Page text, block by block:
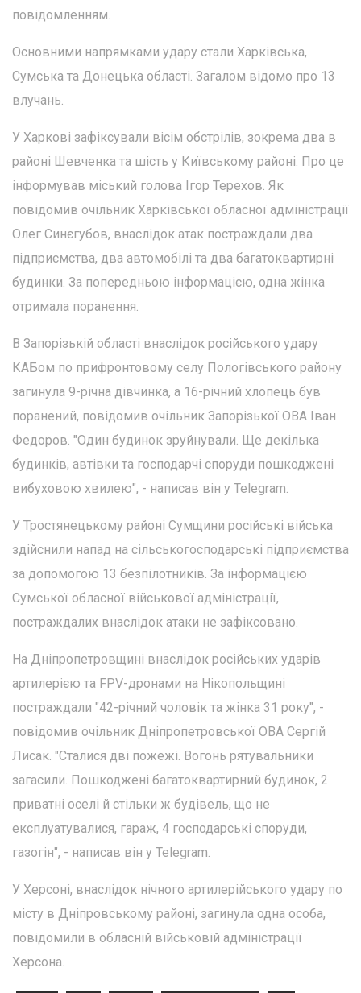
повідомленням.
Основними напрямками удару стали Харківська,
Сумська та Донецька області. Загалом відомо про 13
влучань.
У Харкові зафіксували вісім обстрілів, зокрема два в
районі Шевченка та шість у Київському районі. Про це
інформував міський голова Ігор Терехов. Як
повідомив очільник Харківської обласної адміністрації
Олег Синєгубов, внаслідок атак постраждали два
підприємства, два автомобілі та два багатоквартирні
будинки. За попередньою інформацією, одна жінка
отримала поранення.
В Запорізькій області внаслідок російського удару
КАБом по прифронтовому селу Пологівського району
загинула 9-річна дівчинка, а 16-річний хлопець був
поранений, повідомив очільник Запорізької ОВА Іван
Федоров. "Один будинок зруйнували. Ще декілька
будинків, автівки та господарчі споруди пошкоджені
вибуховою хвилею", - написав він у Telegram.
У Тростянецькому районі Сумщини російські війська
здійснили напад на сільськогосподарські підприємства
за допомогою 13 безпілотників. За інформацією
Сумської обласної військової адміністрації,
постраждалих внаслідок атаки не зафіксовано.
На Дніпропетровщині внаслідок російських ударів
артилерією та FPV-дронами на Нікопольщині
постраждали "42-річний чоловік та жінка 31 року", -
повідомив очільник Дніпропетровської ОВА Сергій
Лисак. "Сталися дві пожежі. Вогонь рятувальники
загасили. Пошкоджені багатоквартирний будинок, 2
приватні оселі й стільки ж будівель, що не
експлуатувалися, гараж, 4 господарські споруди,
газогін", - написав він у Telegram.
У Херсоні, внаслідок нічного артилерійського удару по
місту в Дніпровському районі, загинула одна особа,
повідомили в обласній військовій адміністрації
Херсона.